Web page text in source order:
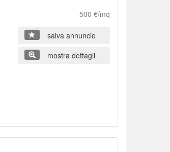
500 €/mq
salva annuncio
mostra dettagli